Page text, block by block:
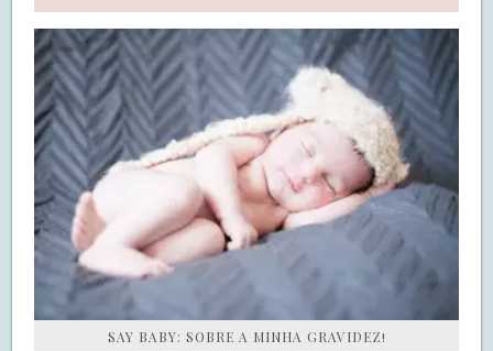
SAY BABY: SOBRE A MINHA GRAVIDEZ!